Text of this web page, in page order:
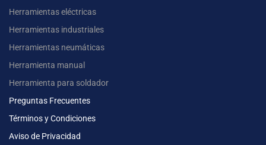
Herramientas eléctricas
Herramientas industriales
Herramientas neumáticas
Herramienta manual
Herramienta para soldador
Preguntas Frecuentes
Términos y Condiciones
Aviso de Privacidad